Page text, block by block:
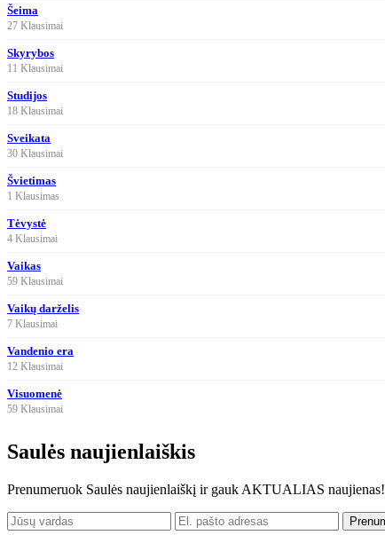
Šeima
27 Klausimai
Skyrybos
11 Klausimai
Studijos
18 Klausimai
Sveikata
30 Klausimai
Švietimas
1 Klausimas
Tėvystė
4 Klausimai
Vaikas
59 Klausimai
Vaikų darželis
7 Klausimai
Vandenio era
12 Klausimai
Visuomenė
59 Klausimai
Saulės naujienlaiškis
Prenumeruok Saulės naujienlaiškį ir gauk AKTUALIAS naujienas!